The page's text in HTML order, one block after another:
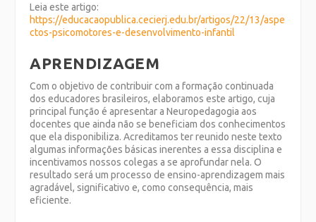
Leia este artigo:
https://educacaopublica.cecierj.edu.br/artigos/22/13/aspe
ctos-psicomotores-e-desenvolvimento-infantil
APRENDIZAGEM
Com o objetivo de contribuir com a formação continuada
dos educadores brasileiros, elaboramos este artigo, cuja
principal função é apresentar a Neuropedagogia aos
docentes que ainda não se beneficiam dos conhecimentos
que ela disponibiliza. Acreditamos ter reunido neste texto
algumas informações básicas inerentes a essa disciplina e
incentivamos nossos colegas a se aprofundar nela. O
resultado será um processo de ensino-aprendizagem mais
agradável, significativo e, como consequência, mais
eficiente.